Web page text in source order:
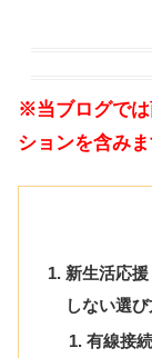
※当ブログでは
ションを含み
新生活応
しない選び
有線接